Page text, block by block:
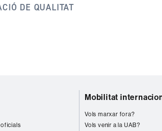
DE QUALITAT
Mobilitat
Vols marxar fora?
Vols venir a la UAB?